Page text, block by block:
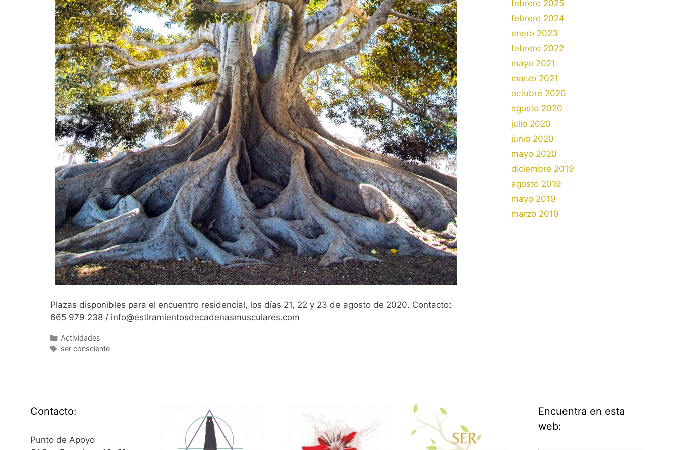
Plazas disponibles para el encuentro residencial, los días 21, 22 y 23 de agosto de 2020. Contacto:
665 979 238 / info@estiramientosdecadenasmusculares.com
Categorías
Actividades
Etiquetas
ser consciente
febrero 2025
febrero 2024
enero 2023
febrero 2022
mayo 2021
marzo 2021
octubre 2020
agosto 2020
julio 2020
junio 2020
mayo 2020
diciembre 2019
agosto 2019
mayo 2019
marzo 2019
Contacto:
Punto de Apoyo
Encuentra en esta
web: